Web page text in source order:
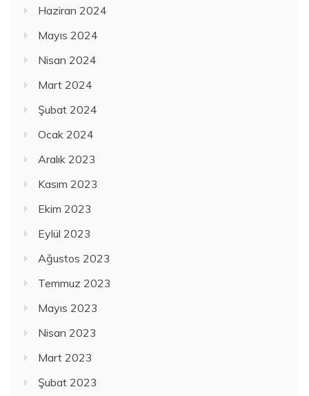
Haziran 2024
Mayıs 2024
Nisan 2024
Mart 2024
Şubat 2024
Ocak 2024
Aralık 2023
Kasım 2023
Ekim 2023
Eylül 2023
Ağustos 2023
Temmuz 2023
Mayıs 2023
Nisan 2023
Mart 2023
Şubat 2023